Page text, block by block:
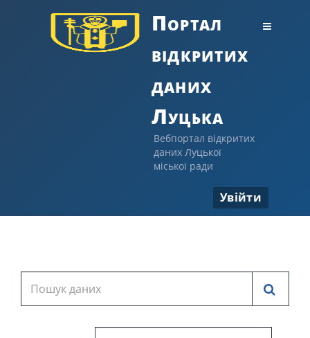
Портал
відкритих
даних
Луцька
Вебпортал відкритих
даних Луцької
міської ради
Увійти